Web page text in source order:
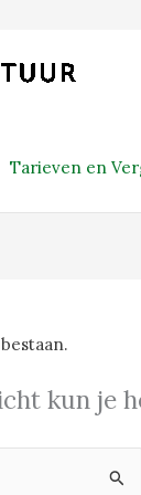
Tarieven en
kun je